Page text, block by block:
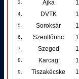
3. Ajka 1
4. DVTK 1
5. Soroksár 1
6. Szentlőrinc 1
7. Szeged 1
8. Karcag 1
9. Tiszakécske 1